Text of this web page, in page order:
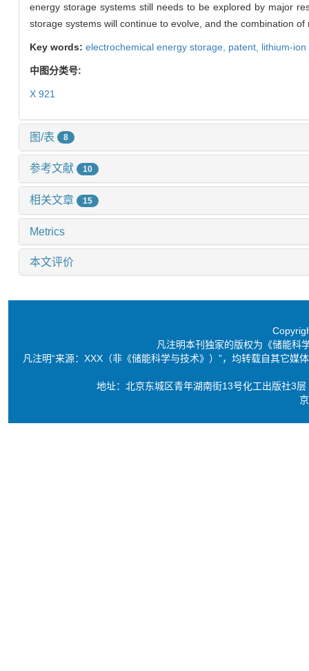
energy storage systems still needs to be explored by major
storage systems will continue to evolve, and the combination
Key words: electrochemical energy storage, patent, lithium-
中图分类号:
X 921
图/表 8
参考文献 10
相关文章 15
Metrics
本文评价
凡注明本刊独家的版权为《储能科
凡注明“来源：XXX（非《储能科学与技术》）”，均转载自其它
地址：北京东城区青年湖南街13号化工出版社